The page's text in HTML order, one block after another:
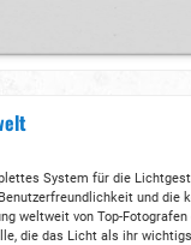
System für die
und die
weltweit von Top-Fotografen
die das Licht als ihr